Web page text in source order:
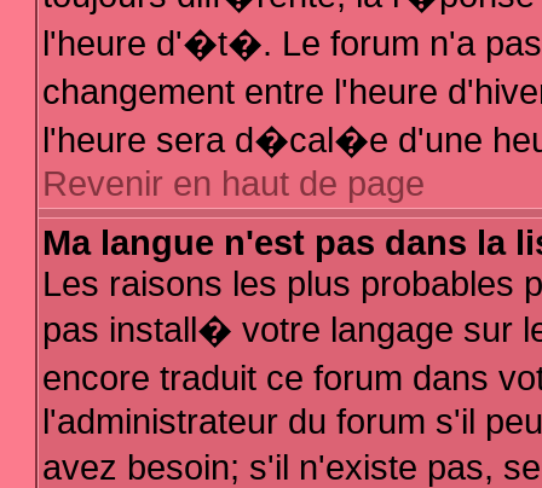
l'heure d'�t�. Le forum n'a
changement entre l'heure
l'heure sera d�cal�e d'une
Revenir en haut de page
Ma langue n'est pas dans la
Les raisons les plus probables
pas install� votre langage sur
encore traduit ce forum dans
l'administrateur du forum s'il
avez besoin; s'il n'existe pas,